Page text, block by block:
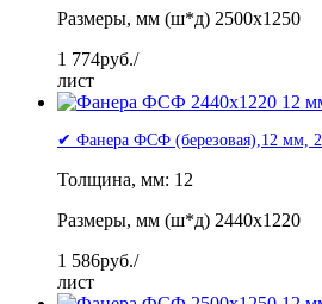
Размеры, мм (ш*д) 2500x1250
1 774руб./
лист
✔ Фанера ФСФ (березовая),12 мм,
Толщина, мм: 12
Размеры, мм (ш*д) 2440x1220
1 586руб./
лист